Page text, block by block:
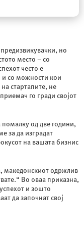
но
место – со
често е
и со можности кои
стартапите, не
го гради својот
помалку од две години,
за да изградат
на вашата бизнис
македонскиот одржлив
Во оваа приказна,
и зошто
да започнат свој